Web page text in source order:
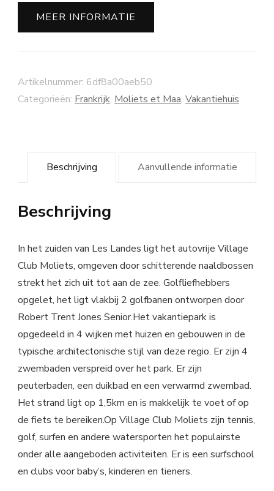
MEER INFORMATIE
Artikelnummer: 6df8a00aeb50
Categorieën: Frankrijk, Moliets et Maa, Vakantiehuis
Beschrijving Aanvullende informatie
Beschrijving
In het zuiden van Les Landes ligt het autovrije Village
Club Moliets, omgeven door schitterende naaldbossen
strekt het zich uit tot aan de zee. Golfliefhebbers
opgelet, het ligt vlakbij 2 golfbanen ontworpen door
Robert Trent Jones Senior.Het vakantiepark is
opgedeeld in 4 wijken met huizen en gebouwen in de
typische architectonische stijl van deze regio. Er zijn 4
zwembaden verspreid over het park. Er zijn
peuterbaden, een duikbad en een verwarmd zwembad.
Het strand ligt op 1,5km en is makkelijk te voet of op
de fiets te bereiken.Op Village Club Moliets zijn tennis,
golf, surfen en andere watersporten het populairste
onder alle aangeboden activiteiten. Er is een surfschool
en clubs voor baby’s, kinderen en tieners.